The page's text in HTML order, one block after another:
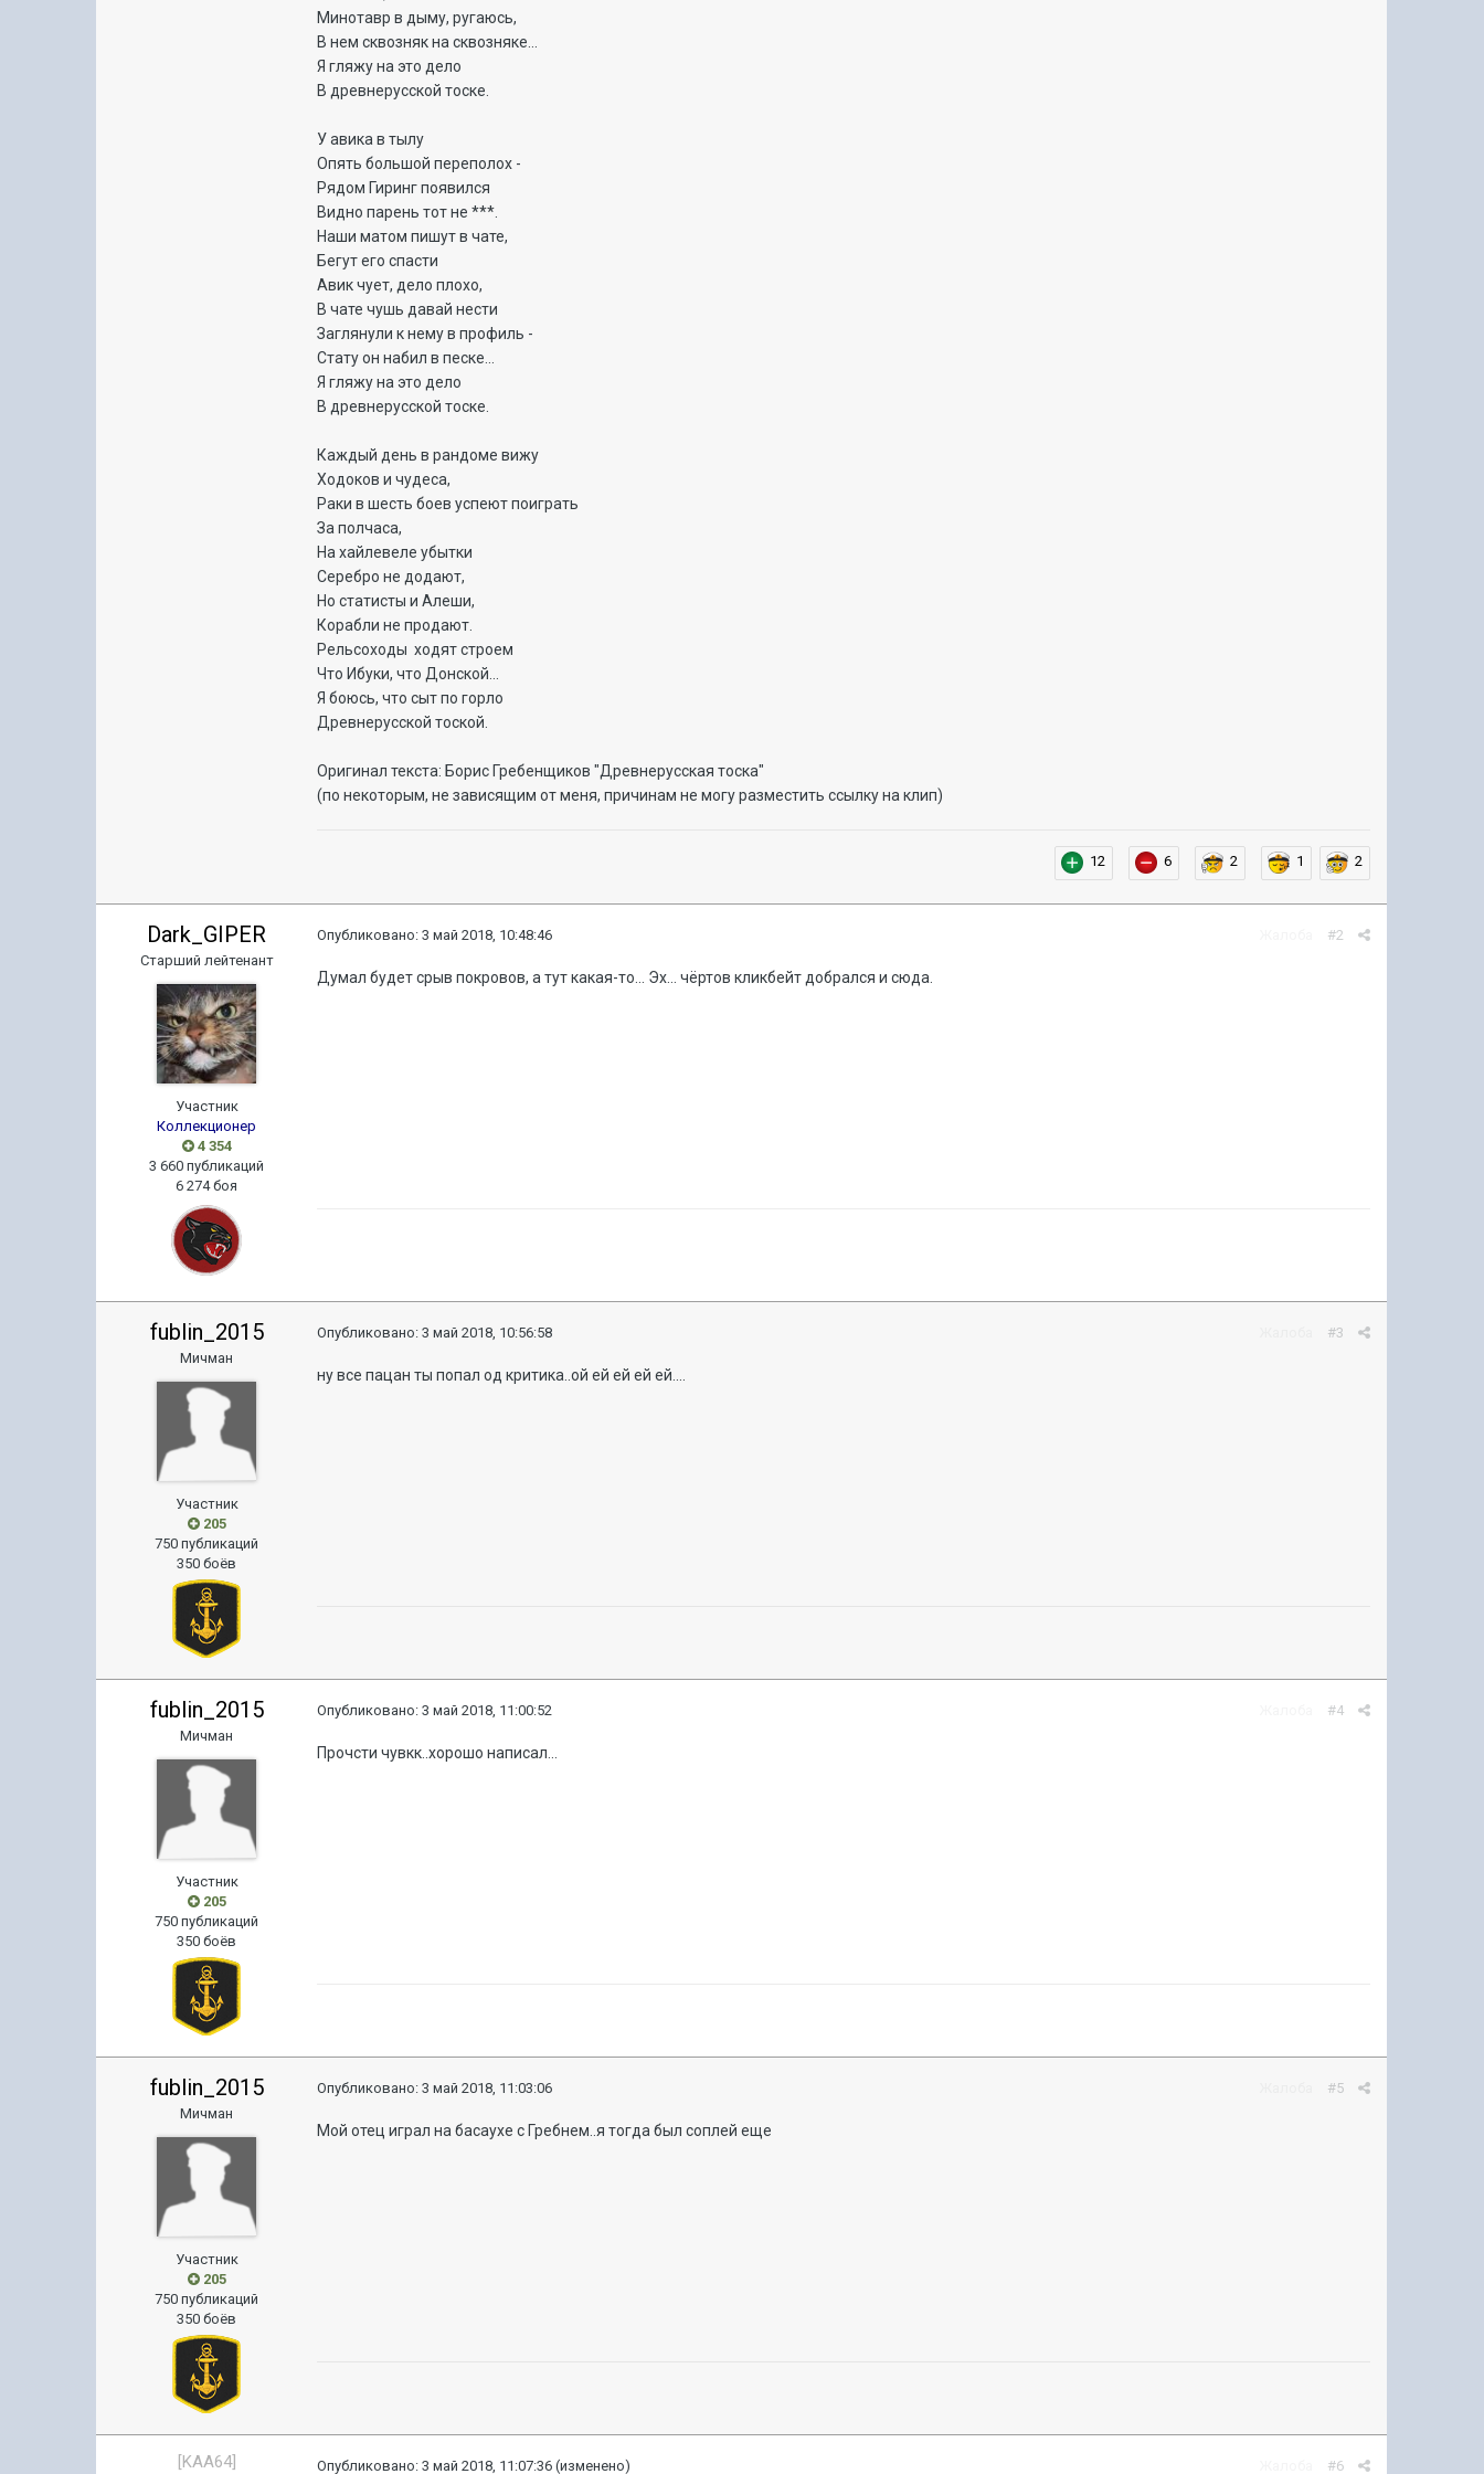
Минотавр в дыму, ругаюсь,
В нем сквозняк на сквозняке...
Я гляжу на это дело
В древнерусской тоске.
У авика в тылу
Опять большой переполох -
Рядом Гиринг появился
Видно парень тот не ***.
Наши матом пишут в чате,
Бегут его спасти
Авик чует, дело плохо,
В чате чушь давай нести
Заглянули к нему в профиль -
Стату он набил в песке...
Я гляжу на это дело
В древнерусской тоске.
Каждый день в рандоме вижу
Ходоков и чудеса,
Раки в шесть боев успеют поиграть
За полчаса,
На хайлевеле убытки
Серебро не додают,
Но статисты и Алеши,
Корабли не продают.
Рельсоходы ходят строем
Что Ибуки, что Донской...
Я боюсь, что сыт по горло
Древнерусской тоской.
Оригинал текста: Борис Гребенщиков "Древнерусская тоска"
(по некоторым, не зависящим от меня, причинам не могу разместить ссылку на клип)
12 6 2 1 2
Dark_GIPER
Старший лейтенант
Участник
Коллекционер
4 354
3 660 публикаций
6 274 боя
#2
Опубликовано:3 май 2018, 10:48:46
Думал будет срыв покровов, а тут какая-то... Эх... чёртов кликбейт добрался и сюда.
fublin_2015
Мичман
Участник
205
750 публикаций
350 боёв
#3
Опубликовано:3 май 2018, 10:56:58
ну все пацан ты попал од критика..ой ей ей ей ей....
fublin_2015
Мичман
Участник
205
750 публикаций
350 боёв
#4
Опубликовано:3 май 2018, 11:00:52
Прочсти чувкк..хорошо написал...
fublin_2015
Мичман
Участник
205
750 публикаций
350 боёв
#5
Опубликовано:3 май 2018, 11:03:06
Мой отец играл на басаухе с Гребнем..я тогда был соплей еще
[KAA64] #6
Опубликовано:3 май 2018, 11:07:36 (изменено)